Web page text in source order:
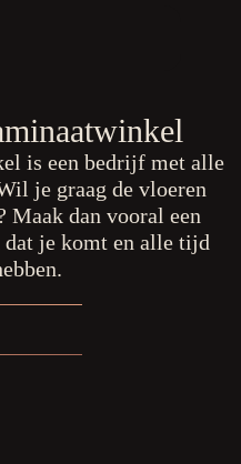
is een bedrijf met alle
je graag de vloeren
Maak dan vooral een
je komt en alle tijd